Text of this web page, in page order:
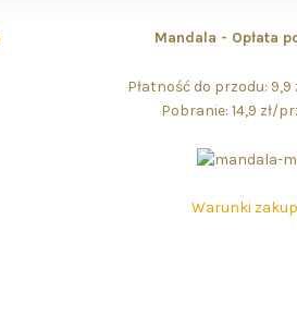
Mandala - Opłata
Płatność do przodu: 9,9
Pobranie: 14,9 zł/
Warunki